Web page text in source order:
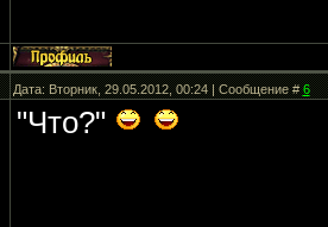
Дата: Вторник, 29.05.2012, 00:24 | Сообщение #6
"Что?"